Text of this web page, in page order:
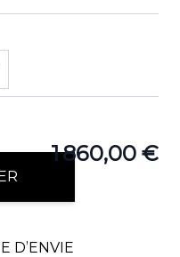
1 860,00 €
D’ENVIE